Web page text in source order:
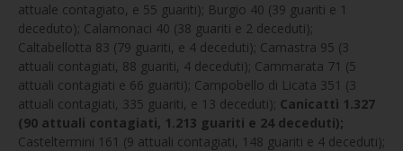
attuale contagiato, e 55 guariti); Burgio 40 (39 guariti e 1
deceduto); Calamonaci 40 (38 guariti e 2 deceduti);
Caltabellotta 83 (79 guariti, e 4 deceduti); Camastra 95 (3
attuali contagiati, 88 guariti, 4 deceduti); Cammarata 71 (5
attuali contagiati e 66 guariti); Campobello di Licata 351 (3
attuali contagiati, 335 guariti, e 13 deceduti); Canicattì 1.327
(90 attuali contagiati, 1.213 guariti e 24 deceduti);
Casteltermini 161 (9 attuali contagiati, 148 guariti e 4 deceduti);